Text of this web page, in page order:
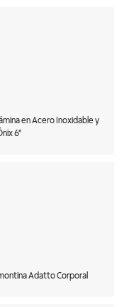
en Acero Inoxidable y
6"
Adatto Corporal